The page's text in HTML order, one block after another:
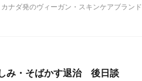
ナダ発のヴィーガン・スキンケアブランド
み・そばかす退治 後日談